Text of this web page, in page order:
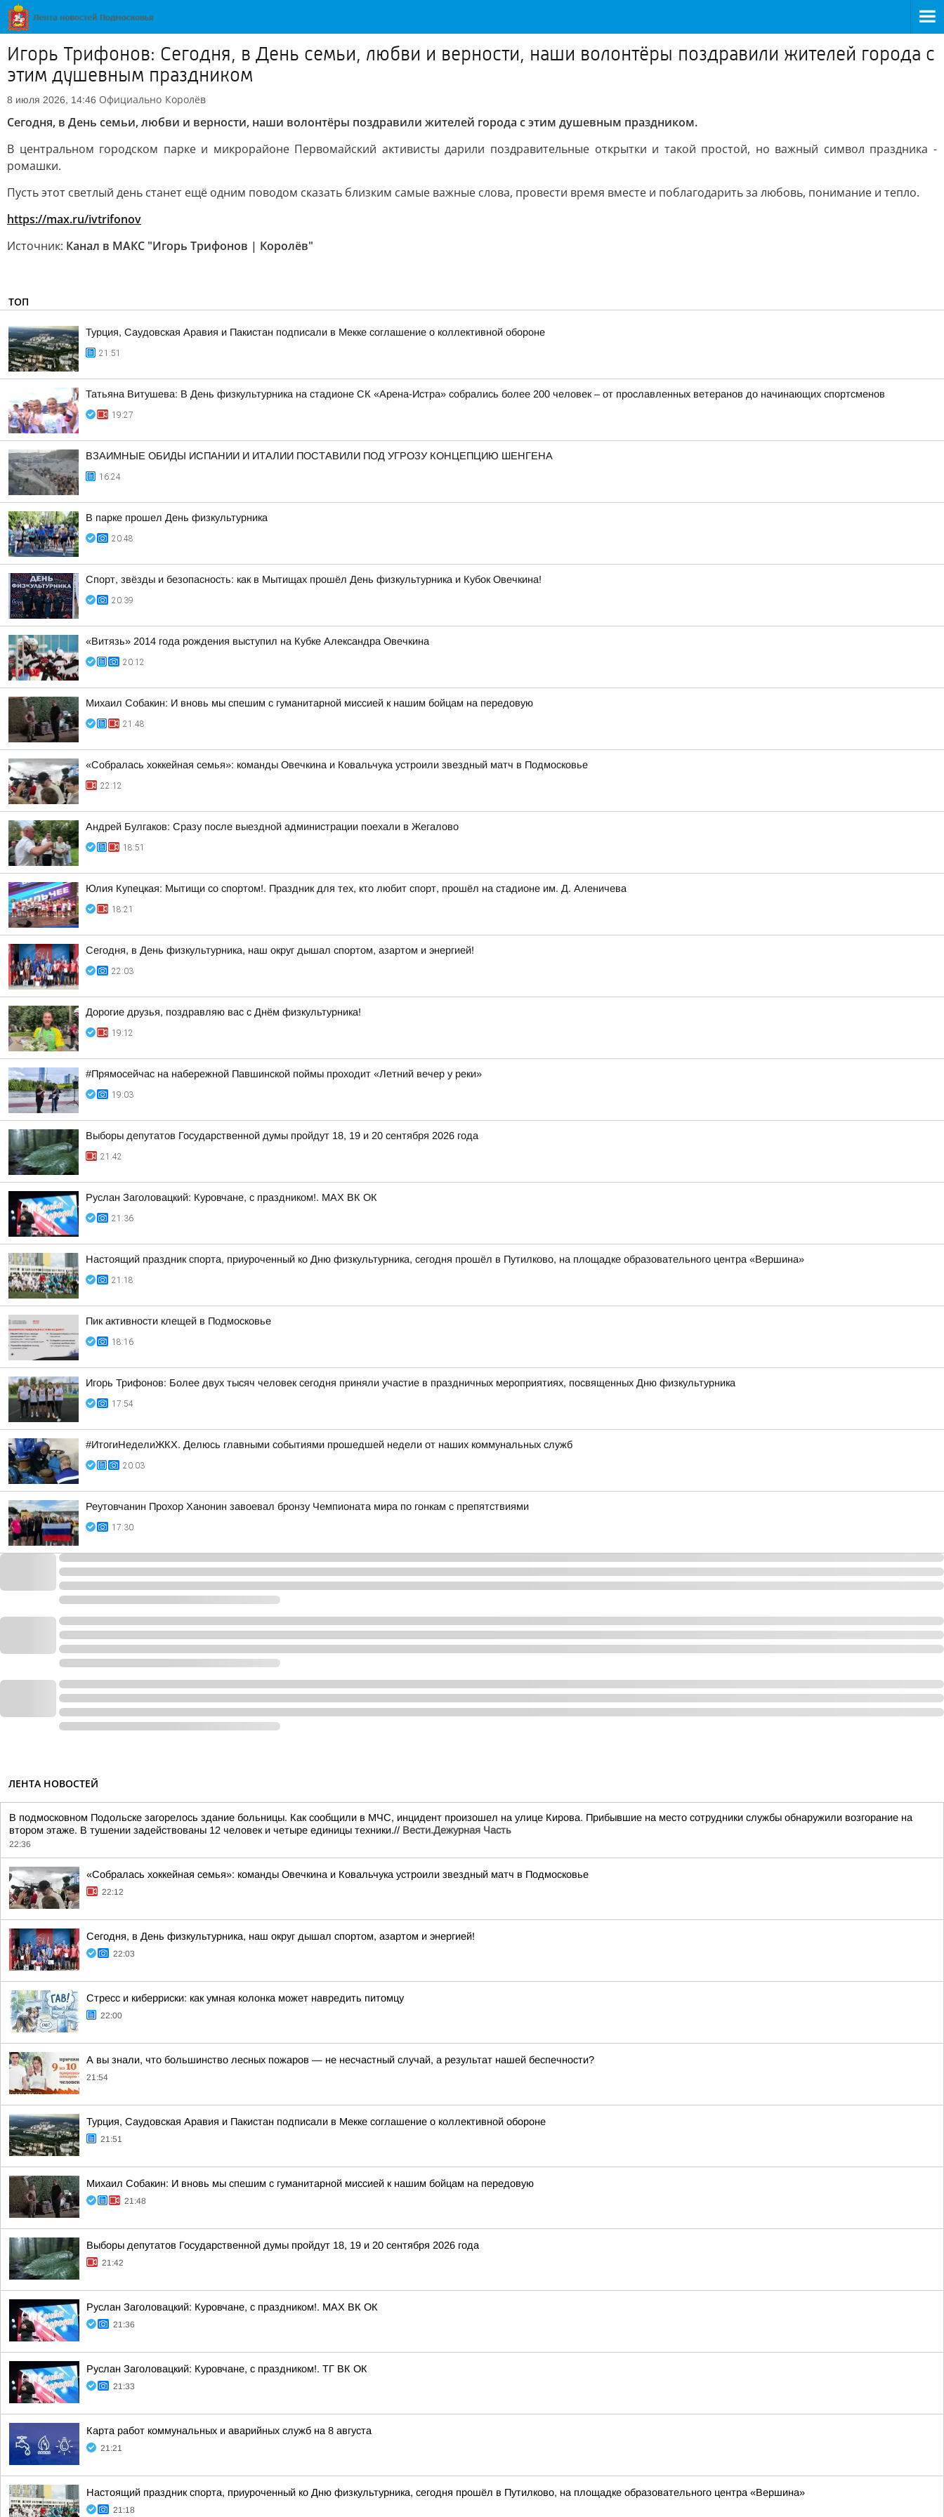
Игорь Трифонов: Сегодня, в День семьи, любви и верности, наши волонтёры поздравили жителей города с
этим душевным праздником
8 июля 2026, 14:46 Официально Королёв
Сегодня, в День семьи, любви и верности, наши волонтёры поздравили жителей города с этим душевным праздником.
В центральном городском парке и микрорайоне Первомайский активисты дарили поздравительные открытки и такой простой, но важный символ праздника -
ромашки.
Пусть этот светлый день станет ещё одним поводом сказать близким самые важные слова, провести время вместе и поблагодарить за любовь, понимание и тепло.
https://max.ru/ivtrifonov
Источник: Канал в МАКС "Игорь Трифонов | Королёв"
ТОП
Турция, Саудовская Аравия и Пакистан подписали в Мекке соглашение о коллективной обороне
21:51
Татьяна Витушева: В День физкультурника на стадионе СК «Арена-Истра» собрались более 200 человек – от прославленных ветеранов до начинающих спортсменов
19:27
ВЗАИМНЫЕ ОБИДЫ ИСПАНИИ И ИТАЛИИ ПОСТАВИЛИ ПОД УГРОЗУ КОНЦЕПЦИЮ ШЕНГЕНА
16:24
В парке прошел День физкультурника
20:48
Спорт, звёзды и безопасность: как в Мытищах прошёл День физкультурника и Кубок Овечкина!
20:39
«Витязь» 2014 года рождения выступил на Кубке Александра Овечкина
20:12
Михаил Собакин: И вновь мы спешим с гуманитарной миссией к нашим бойцам на передовую
21:48
«Собралась хоккейная семья»: команды Овечкина и Ковальчука устроили звездный матч в Подмосковье
22:12
Андрей Булгаков: Сразу после выездной администрации поехали в Жегалово
18:51
Юлия Купецкая: Мытищи со спортом!. Праздник для тех, кто любит спорт, прошёл на стадионе им. Д. Аленичева
18:21
Сегодня, в День физкультурника, наш округ дышал спортом, азартом и энергией!
22:03
Дорогие друзья, поздравляю вас с Днём физкультурника!
19:12
#Прямосейчас на набережной Павшинской поймы проходит «Летний вечер у реки»
19:03
Выборы депутатов Государственной думы пройдут 18, 19 и 20 сентября 2026 года
21:42
Руслан Заголовацкий: Куровчане, с праздником!. MAX ВК ОК
21:36
Настоящий праздник спорта, приуроченный ко Дню физкультурника, сегодня прошёл в Путилково, на площадке образовательного центра «Вершина»
21:18
Пик активности клещей в Подмосковье
18:16
Игорь Трифонов: Более двух тысяч человек сегодня приняли участие в праздничных мероприятиях, посвященных Дню физкультурника
17:54
#ИтогиНеделиЖКХ. Делюсь главными событиями прошедшей недели от наших коммунальных служб
20:03
Реутовчанин Прохор Ханонин завоевал бронзу Чемпионата мира по гонкам с препятствиями
17:30
ЛЕНТА НОВОСТЕЙ
В подмосковном Подольске загорелось здание больницы. Как сообщили в МЧС, инцидент произошел на улице Кирова. Прибывшие на место сотрудники службы обнаружили возгорание на
втором этаже. В тушении задействованы 12 человек и четыре единицы техники.// Вести.Дежурная Часть
22:36
«Собралась хоккейная семья»: команды Овечкина и Ковальчука устроили звездный матч в Подмосковье
22:12
Сегодня, в День физкультурника, наш округ дышал спортом, азартом и энергией!
22:03
Стресс и киберриски: как умная колонка может навредить питомцу
22:00
А вы знали, что большинство лесных пожаров — не несчастный случай, а результат нашей беспечности?
21:54
Турция, Саудовская Аравия и Пакистан подписали в Мекке соглашение о коллективной обороне
21:51
Михаил Собакин: И вновь мы спешим с гуманитарной миссией к нашим бойцам на передовую
21:48
Выборы депутатов Государственной думы пройдут 18, 19 и 20 сентября 2026 года
21:42
Руслан Заголовацкий: Куровчане, с праздником!. MAX ВК ОК
21:36
Руслан Заголовацкий: Куровчане, с праздником!. ТГ ВК ОК
21:33
Карта работ коммунальных и аварийных служб на 8 августа
21:21
Настоящий праздник спорта, приуроченный ко Дню физкультурника, сегодня прошёл в Путилково, на площадке образовательного центра «Вершина»
21:18